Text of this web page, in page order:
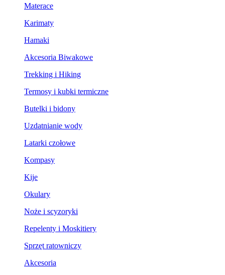
Materace
Karimaty
Hamaki
Akcesoria Biwakowe
Trekking i Hiking
Termosy i kubki termiczne
Butelki i bidony
Uzdatnianie wody
Latarki czołowe
Kompasy
Kije
Okulary
Noże i scyzoryki
Repelenty i Moskitiery
Sprzęt ratowniczy
Akcesoria